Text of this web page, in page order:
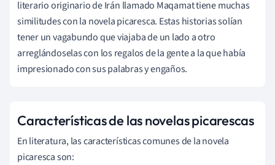
literario originario de Irán llamado Maqamat tiene muchas
similitudes con la novela picaresca. Estas historias solían
tener un vagabundo que viajaba de un lado a otro
arreglándoselas con los regalos de la gente a la que había
impresionado con sus palabras y engaños.
Características de las novelas picarescas
En literatura, las características comunes de la novela
picaresca son: